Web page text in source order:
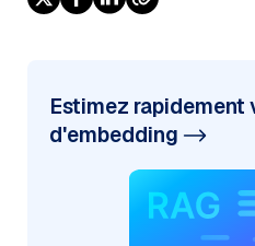
Estimez rapidement
d'embedding